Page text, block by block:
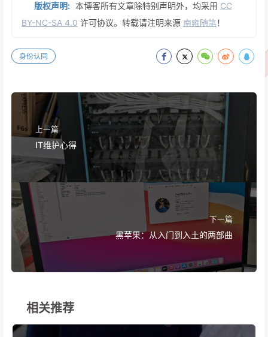
版权声明: 本博客所有文章除特别声明外，均采用 CC
BY-NC-SA 4.0 许可协议。转载请注明来源 南雍随笔！
身份认同
上一篇
IT维护心得
下一篇
黑苹果：从入门到入土的两部曲
相关推荐